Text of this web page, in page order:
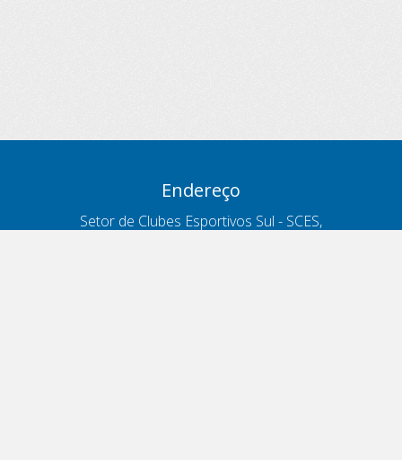
Endereço
Setor de Clubes Esportivos Sul - SCES,